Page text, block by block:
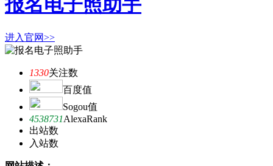
报名电子照助手
进入官网>>
1330关注数
百度值
Sogou值
4538731AlexaRank
出站数
入站数